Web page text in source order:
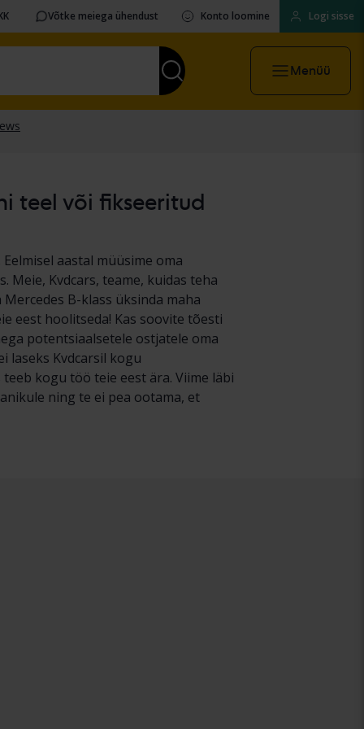
Võtke meiega ühendust Konto loomine Logi sisse
Menüü
teel või fikseeritud
aastal müüsime oma
Meie, Kvdcars, teame, kuidas teha
B-klass üksinda maha
eest hoolitseda! Kas soovite tõesti
potentsiaalsetele ostjatele oma
laseks Kvdcarsil kogu
kogu töö teie eest ära. Viime läbi
ning te ei pea ootama, et